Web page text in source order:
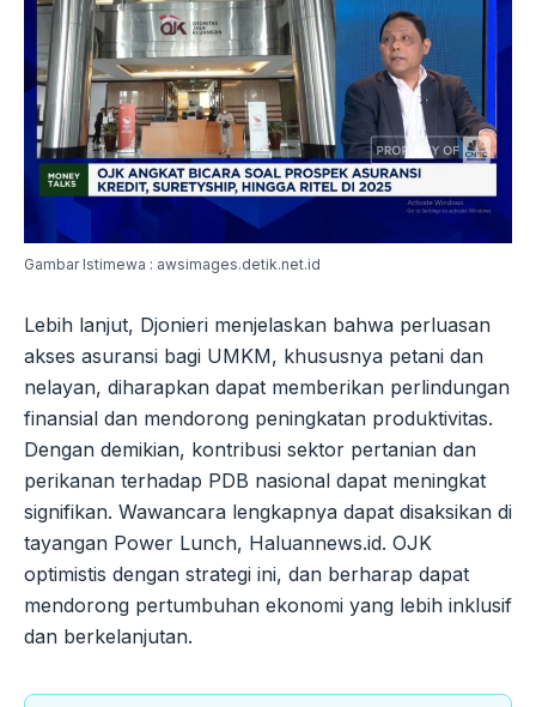
Gambar Istimewa : awsimages.detik.net.id
Lebih lanjut, Djonieri menjelaskan bahwa perluasan
akses asuransi bagi UMKM, khususnya petani dan
nelayan, diharapkan dapat memberikan perlindungan
finansial dan mendorong peningkatan produktivitas.
Dengan demikian, kontribusi sektor pertanian dan
perikanan terhadap PDB nasional dapat meningkat
signifikan. Wawancara lengkapnya dapat disaksikan di
tayangan Power Lunch, Haluannews.id. OJK
optimistis dengan strategi ini, dan berharap dapat
mendorong pertumbuhan ekonomi yang lebih inklusif
dan berkelanjutan.